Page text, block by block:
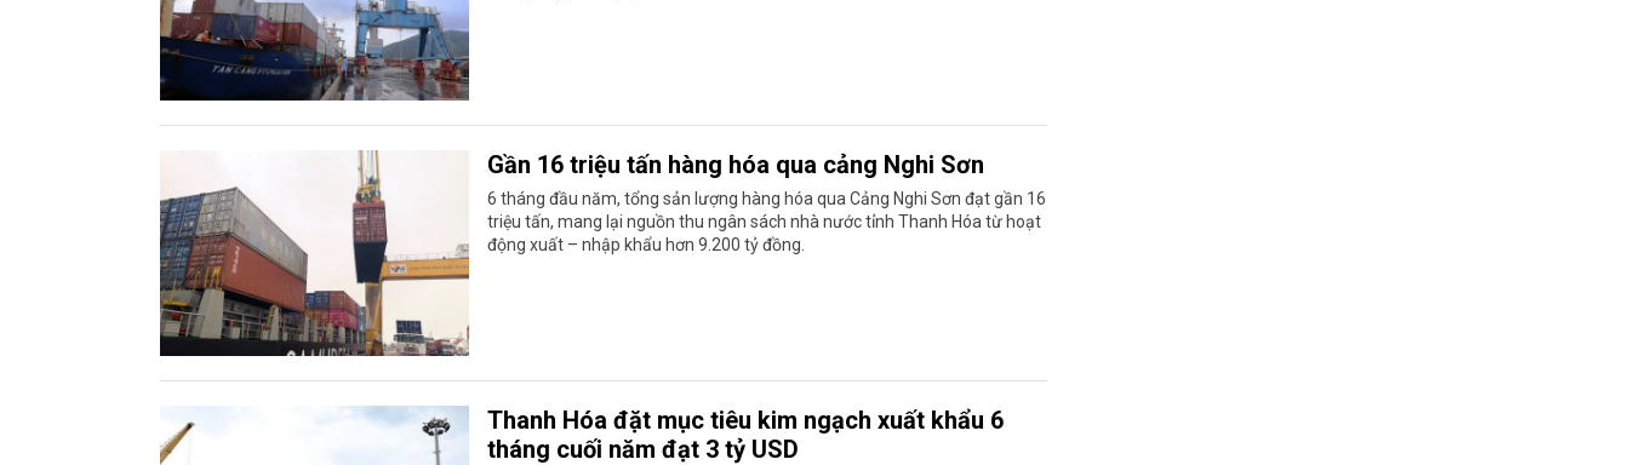
Gần 16 triệu tấn hàng hóa qua cảng Nghi Sơn
6 tháng đầu năm, tổng sản lượng hàng hóa qua Cảng Nghi Sơn đạt gần 16
triệu tấn, mang lại nguồn thu ngân sách nhà nước tỉnh Thanh Hóa từ hoạt
động xuất – nhập khẩu hơn 9.200 tỷ đồng.
Thanh Hóa đặt mục tiêu kim ngạch xuất khẩu 6
tháng cuối năm đạt 3 tỷ USD